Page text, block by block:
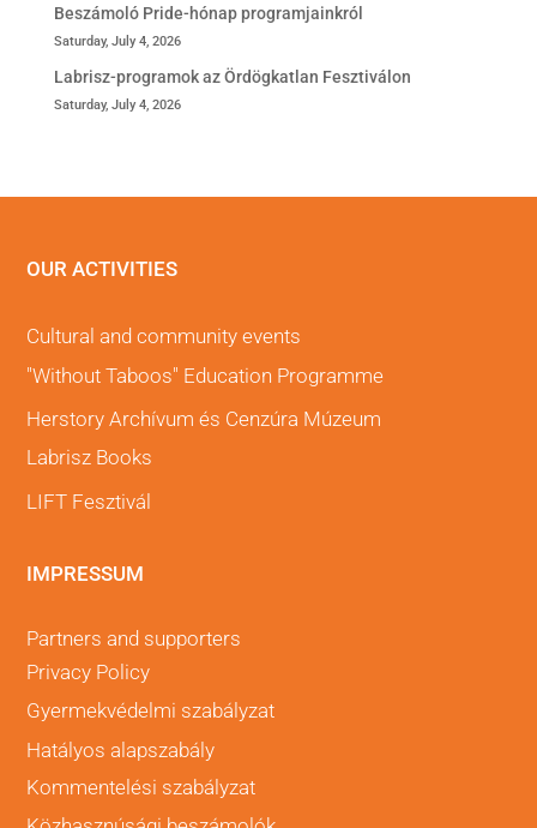
Beszámoló Pride-hónap programjainkról
Saturday, July 4, 2026
Labrisz-programok az Ördögkatlan Fesztiválon
Saturday, July 4, 2026
OUR ACTIVITIES
Cultural and community events
"Without Taboos" Education Programme
Herstory Archívum és Cenzúra Múzeum
Labrisz Books
LIFT Fesztivál
IMPRESSUM
Partners and supporters
Privacy Policy
Gyermekvédelmi szabályzat
Hatályos alapszabály
Kommentelési szabályzat